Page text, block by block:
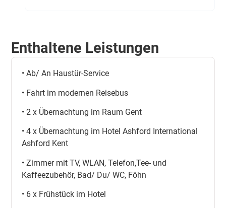
Enthaltene Leistungen
• Ab/ An Haustür-Service
• Fahrt im modernen Reisebus
• 2 x Übernachtung im Raum Gent
• 4 x Übernachtung im Hotel Ashford International
Ashford Kent
• Zimmer mit TV, WLAN, Telefon,Tee- und
Kaffeezubehör, Bad/ Du/ WC, Föhn
• 6 x Frühstück im Hotel